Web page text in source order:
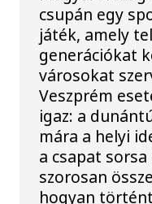
csupán egy
játék, amely
generációkat
városokat
Veszprém
igaz: a
mára a helyi
a csapat
szorosan
hogyan